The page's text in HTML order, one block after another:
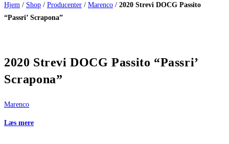
Hjem / Shop / Producenter / Marenco / 2020 Strevi DOCG Passito
“Passri’ Scrapona”
2020 Strevi DOCG Passito “Passri’
Scrapona”
Marenco
Læs mere